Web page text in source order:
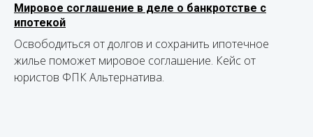
Мировое соглашение в деле о банкротстве с
ипотекой
Освободиться от долгов и сохранить ипотечное
жилье поможет мировое соглашение. Кейс от
юристов ФПК Альтернатива.